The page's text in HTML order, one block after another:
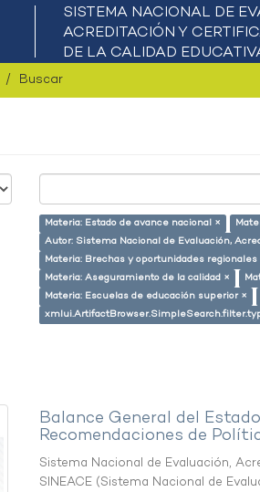
Buscar
Materia: Estado de avance nacional ×
Autor: Sistema Nacional de Evaluación,
Materia: Brechas y oportunidades regionales
Materia: Aseguramiento de la calidad ×
Materia: Escuelas de educación superior ×
Balance General del
Recomendaciones de
Sistema Nacional de Evaluación,
SINEACE (Sistema Nacional de